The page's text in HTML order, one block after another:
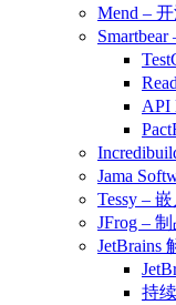
Mend –
API
Jama
Tessy –
JFrog –
JetBrains
持